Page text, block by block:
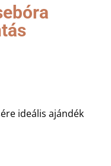
ideális ajándék